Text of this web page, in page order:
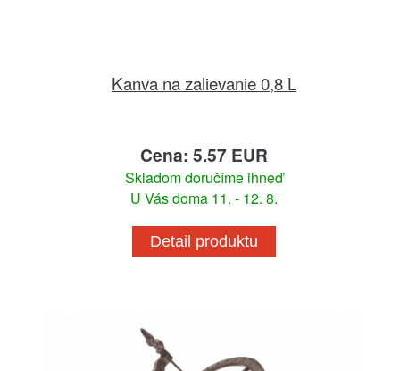
Kanva na zalievanie 0,8 L
Cena: 5.57 EUR
Skladom doručíme ihneď
U Vás doma 11. - 12. 8.
Detail produktu